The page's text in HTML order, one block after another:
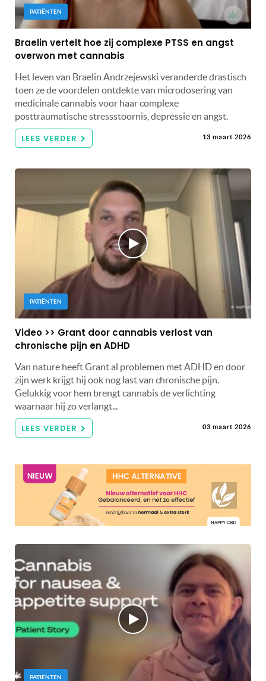
PATIËNTEN
Braelin vertelt hoe zij complexe PTSS en angst
overwon met cannabis
Het leven van Braelin Andrzejewski veranderde drastisch
toen ze de voordelen ontdekte van microdosering van
medicinale cannabis voor haar complexe
posttraumatische stressstoornis, depressie en angst.
LEES VERDER 13 maart 2026
PATIËNTEN
Video >> Grant door cannabis verlost van
chronische pijn en ADHD
Van nature heeft Grant al problemen met ADHD en door
zijn werk krijgt hij ook nog last van chronische pijn.
Gelukkig voor hem brengt cannabis de verlichting
waarnaar hij zo verlangt...
LEES VERDER 03 maart 2026
PATIËNTEN